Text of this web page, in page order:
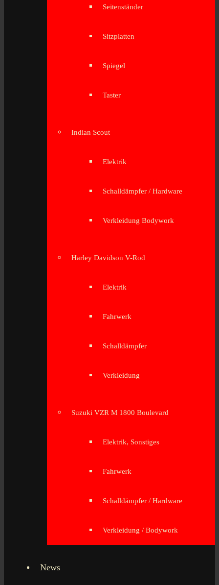
Seitenständer
Sitzplatten
Spiegel
Taster
Indian Scout
Elektrik
Schalldämpfer / Hardware
Verkleidung Bodywork
Harley Davidson V-Rod
Elektrik
Fahrwerk
Schalldämpfer
Verkleidung
Suzuki VZR M 1800 Boulevard
Elektrik, Sonstiges
Fahrwerk
Schalldämpfer / Hardware
Verkleidung / Bodywork
News